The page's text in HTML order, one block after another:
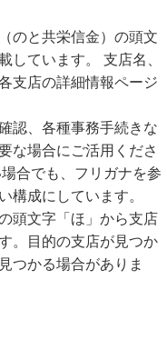
のと共栄信金）の頭文
しています。 支店名、
支店の詳細情報ページ
認、各種事務手続きな
な場合にご活用くださ
合でも、フリガナを参
構成にしています。
頭文字「ほ」から支店
。目的の支店が見つか
つかる場合がありま